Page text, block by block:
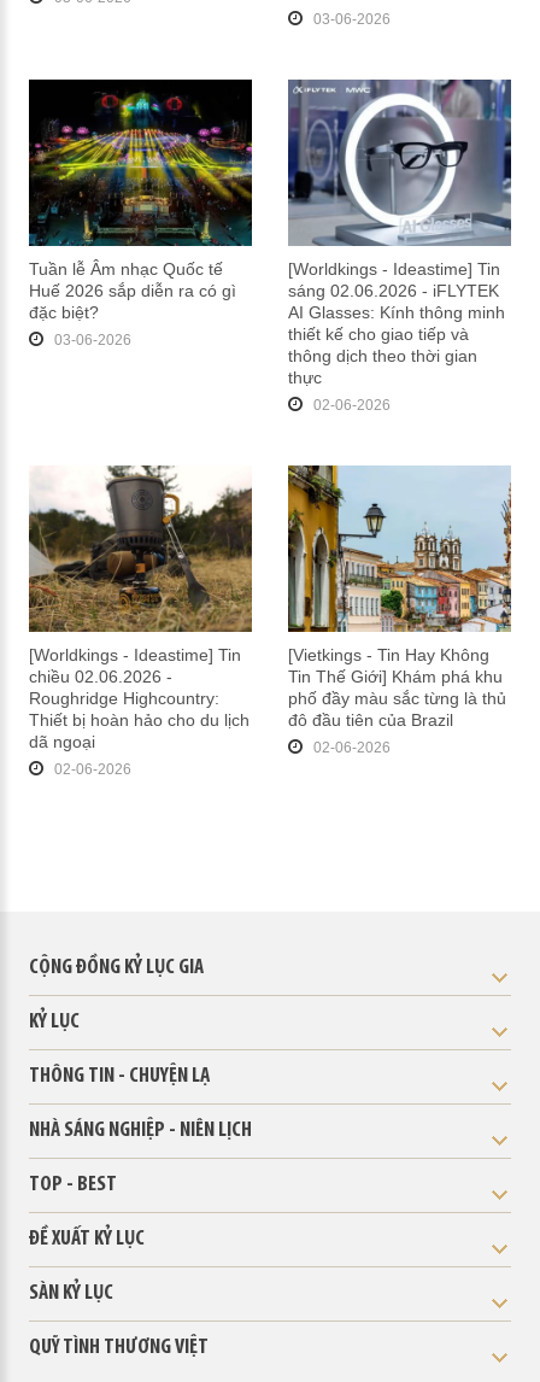
03-06-2026
Tuần lễ Âm nhạc Quốc tế
Huế 2026 sắp diễn ra có gì
đặc biệt?
03-06-2026
[Worldkings - Ideastime] Tin
sáng 02.06.2026 - iFLYTEK
AI Glasses: Kính thông minh
thiết kế cho giao tiếp và
thông dịch theo thời gian
thực
02-06-2026
[Worldkings - Ideastime] Tin
chiều 02.06.2026 -
Roughridge Highcountry:
Thiết bị hoàn hảo cho du lịch
dã ngoại
02-06-2026
[Vietkings - Tin Hay Không
Tin Thế Giới] Khám phá khu
phố đầy màu sắc từng là thủ
đô đầu tiên của Brazil
02-06-2026
CỘNG ĐỒNG KỶ LỤC GIA
KỶ LỤC
THÔNG TIN - CHUYỆN LẠ
NHÀ SÁNG NGHIỆP - NIÊN LỊCH
TOP - BEST
ĐỀ XUẤT KỶ LỤC
SÀN KỶ LỤC
QUỸ TÌNH THƯƠNG VIỆT